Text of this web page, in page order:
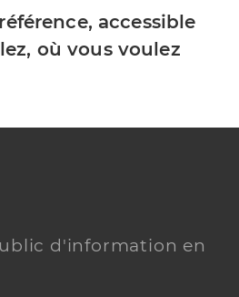
accessible
où vous voulez
d'information en